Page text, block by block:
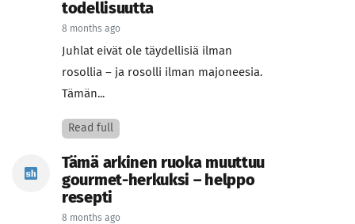
todellisuutta
8 months ago
Juhlat eivät ole täydellisiä ilman
rosollia – ja rosolli ilman majoneesia.
Tämän...
Read full
Tämä arkinen ruoka muuttuu
gourmet-herkuksi – helppo
resepti
8 months ago